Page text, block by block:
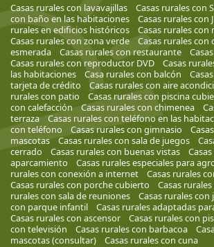
Casas rurales con lavavajillas Casas rurales con
con baño en las habitaciones
Casas rurales con
rurales en edificios históricos
Casas rurales
Casas rurales con zona verde
Casas rurales con
esmerada
Casas rurales con restaurante
Casas rurales con reproductor DVD
Casas
las habitaciones
Casa rurales con balcón
tarjeta de crédito
Casas rurales con aire
rurales con patio
Casas rurales con piscina
con calefacción
Casas rurales con chimenea
terraza
Casas rurales con teléfono en las
con teléfono
Casas rurales con gimnasio
mascotas
Casas rurales con sala de juegos
cerrado
Casas rurales con buenas vistas
aparcamiento
Casas rurales especiales para
rurales con conexión a internet
Casas rurales
Casas rurales con porche cubierto
Casas
rurales con sala de reuniones
Casas rurales con
con parque infantil
Casas rurales adaptadas
Casas rurales con ascensor
Casas rurales con
con televisión
Casas rurales con barbacoa
mascotas (consultar)
Casas rurales con cuna